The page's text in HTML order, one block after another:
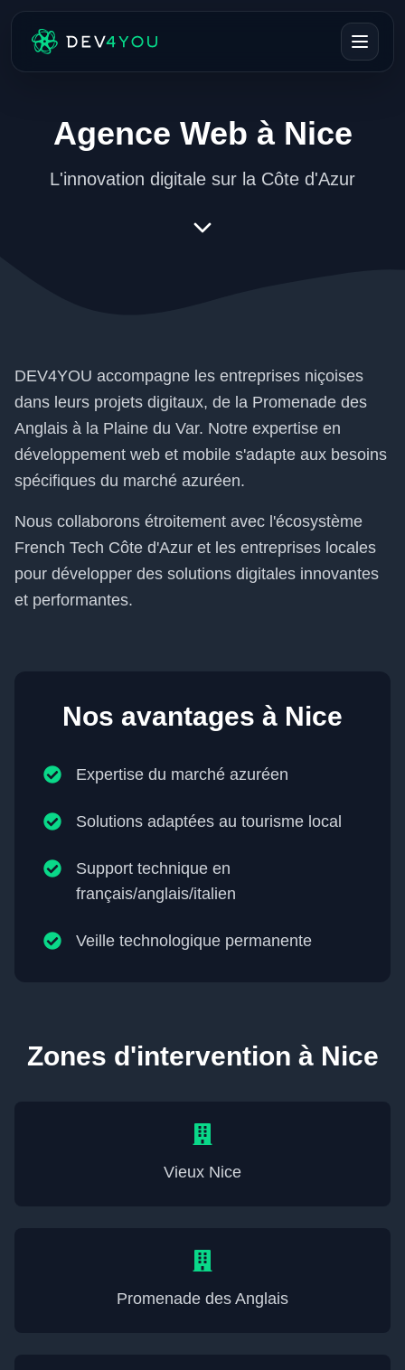
Agence Web à Nice
L'innovation digitale sur la Côte d'Azur
DEV4YOU accompagne les entreprises niçoises
dans leurs projets digitaux, de la Promenade des
Anglais à la Plaine du Var. Notre expertise en
développement web et mobile s'adapte aux besoins
spécifiques du marché azuréen.
Nous collaborons étroitement avec l'écosystème
French Tech Côte d'Azur et les entreprises locales
pour développer des solutions digitales innovantes
et performantes.
Nos avantages à Nice
Expertise du marché azuréen
Solutions adaptées au tourisme local
Support technique en
français/anglais/italien
Veille technologique permanente
Zones d'intervention à Nice
Vieux Nice
Promenade des Anglais